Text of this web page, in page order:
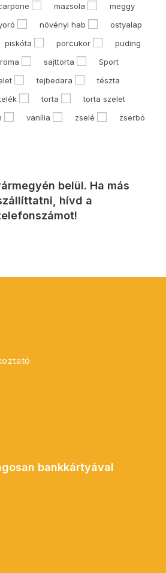
mazsola
meggy
növényi hab
ostyalap
piskóta porcukor
puding
sajttorta
Sport
tejbedara
tészta
torta
torta szelet
vanília zselé zserbó
belül. Ha más
hívd a
bankkártyával